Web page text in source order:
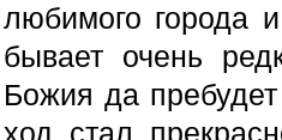
любимого города
бывает очень
Божия да
ход стал